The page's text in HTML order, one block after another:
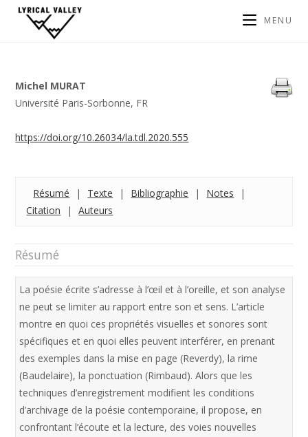
MENU
Michel MURAT
Université Paris-Sorbonne, FR
https://doi.org/10.26034/la.tdl.2020.555
Résumé | Texte | Bibliographie | Notes
|
Citation
| Auteurs
Résumé
La poésie écrite s’adresse à l’œil et à l’oreille, et son analyse
ne peut se limiter au rapport entre son et sens. L’article
montre en quoi ces propriétés visuelles et sonores sont
spécifiques et en quoi elles peuvent interférer, en prenant
des exemples dans la mise en page (Reverdy), la rime
(Baudelaire), la ponctuation (Rimbaud). Alors que les
techniques d’enregistrement modifient les conditions
d’archivage de la poésie contemporaine, il propose, en
confrontant l’écoute et la lecture, des voies nouvelles